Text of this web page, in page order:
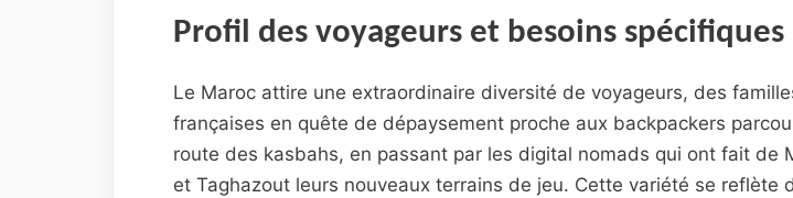
Profil des voyageurs et besoins spécifiques
Le Maroc attire une extraordinaire diversité de voyageurs, des
françaises en quête de dépaysement proche aux backpackers
route des kasbahs, en passant par les digital nomads qui ont fait de
et Taghazout leurs nouveaux terrains de jeu. Cette variété se reflète